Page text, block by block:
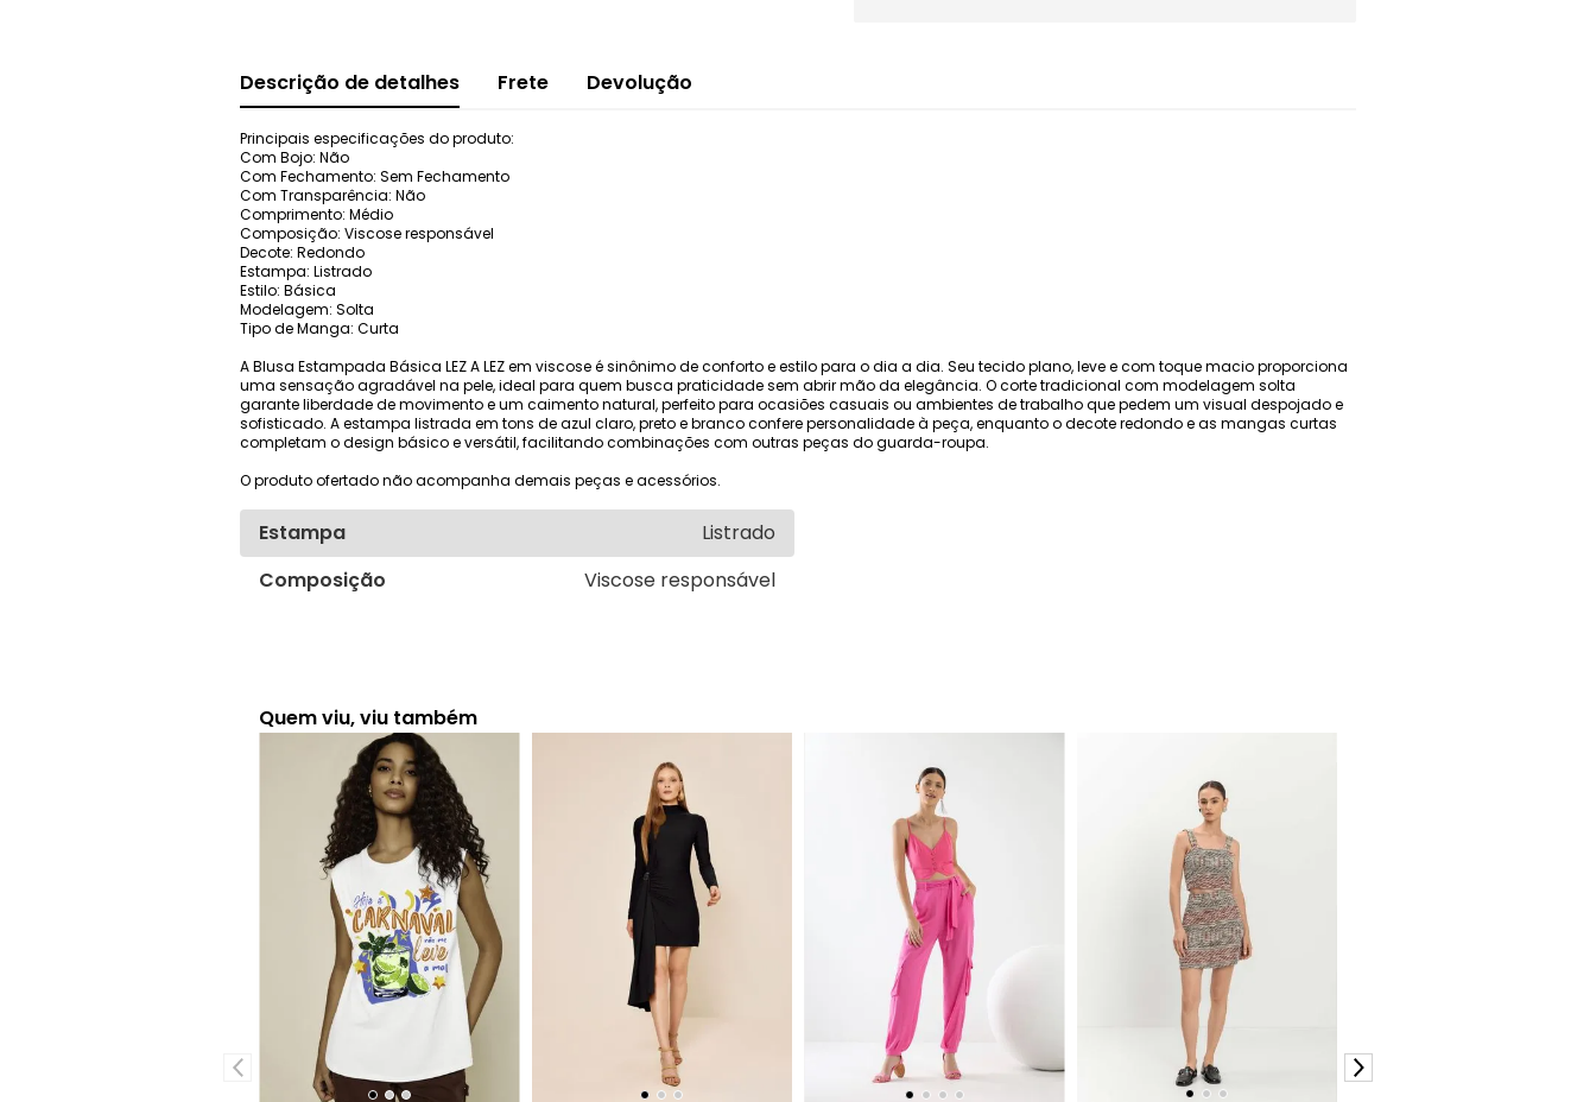
Descrição de detalhes Frete Devolução
Principais especificações do produto:
Com Bojo: Não
Com Fechamento: Sem Fechamento
Com Transparência: Não
Comprimento: Médio
Composição: Viscose responsável
Decote: Redondo
Estampa: Listrado
Estilo: Básica
Modelagem: Solta
Tipo de Manga: Curta
A Blusa Estampada Básica LEZ A LEZ em viscose é sinônimo de conforto e estilo para o dia a dia. Seu tecido plano, leve e com toque macio proporciona
uma sensação agradável na pele, ideal para quem busca praticidade sem abrir mão da elegância. O corte tradicional com modelagem solta
garante liberdade de movimento e um caimento natural, perfeito para ocasiões casuais ou ambientes de trabalho que pedem um visual despojado e
sofisticado. A estampa listrada em tons de azul claro, preto e branco confere personalidade à peça, enquanto o decote redondo e as mangas curtas
completam o design básico e versátil, facilitando combinações com outras peças do guarda-roupa.
O produto ofertado não acompanha demais peças e acessórios.
Estampa
Listrado
Composição
Viscose responsável
Quem viu, viu também